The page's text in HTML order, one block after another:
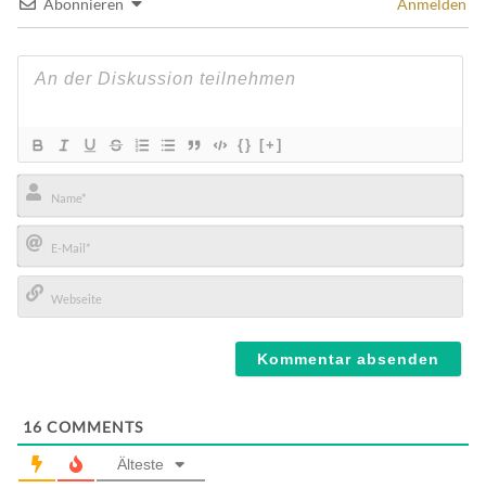
Abonnieren Anmelden
{} [+]
Name*
E-
Mail*
16 COMMENTS
Älteste